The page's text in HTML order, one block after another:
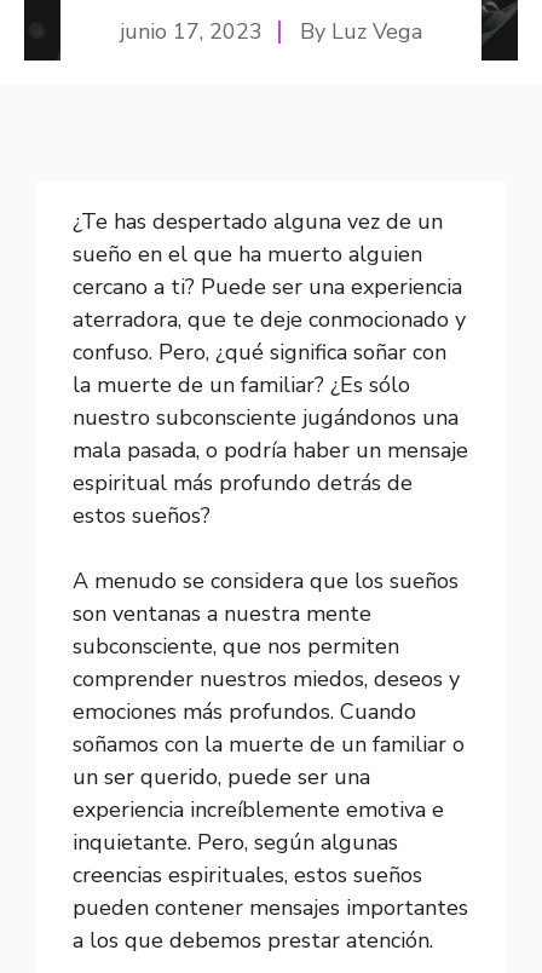
junio 17, 2023 By Luz Vega
¿Te has despertado alguna vez de un
sueño en el que ha muerto alguien
cercano a ti? Puede ser una experiencia
aterradora, que te deje conmocionado y
confuso. Pero, ¿qué significa soñar con
la muerte de un familiar? ¿Es sólo
nuestro subconsciente jugándonos una
mala pasada, o podría haber un mensaje
espiritual más profundo detrás de
estos sueños?
A menudo se considera que los sueños
son ventanas a nuestra mente
subconsciente, que nos permiten
comprender nuestros miedos, deseos y
emociones más profundos. Cuando
soñamos con la muerte de un familiar o
un ser querido, puede ser una
experiencia increíblemente emotiva e
inquietante. Pero, según algunas
creencias espirituales, estos sueños
pueden contener mensajes importantes
a los que debemos prestar atención.